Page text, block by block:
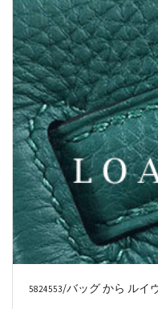
5824553/バッグ から ルイ